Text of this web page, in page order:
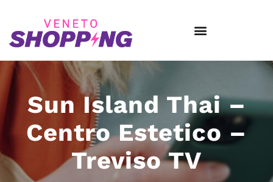
Sun Island Thai –
Centro Estetico –
Treviso TV